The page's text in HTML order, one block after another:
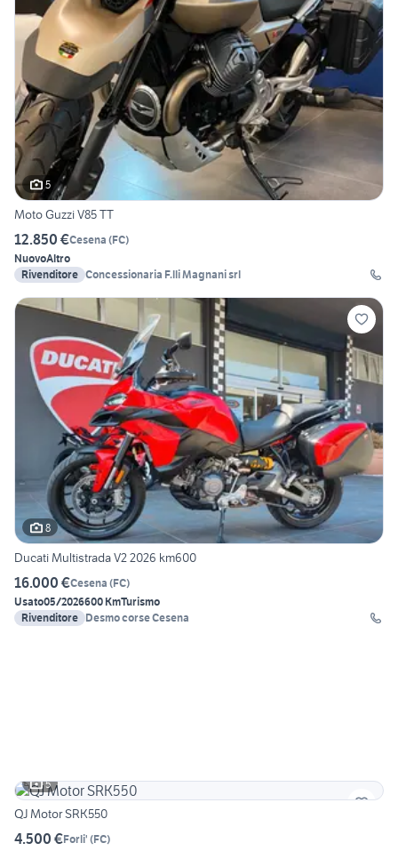
5
Moto Guzzi V85 TT
12.850 €Cesena (FC)
NuovoAltro
Rivenditore Concessionaria F.lli Magnani srl
8
Ducati Multistrada V2 2026 km600
16.000 €Cesena (FC)
Usato05/2026600 KmTurismo
Rivenditore Desmo corse Cesena
5
QJ Motor SRK550
4.500 €Forli' (FC)